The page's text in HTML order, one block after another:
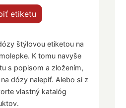
etiketu
štýlovou etiketou na
K tomu navyše
s popisom a zložením,
dózy nalepiť. Alebo si z
vlastný katalóg